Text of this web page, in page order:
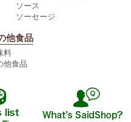
ソース
ソーセージ
他食品
料
他食品